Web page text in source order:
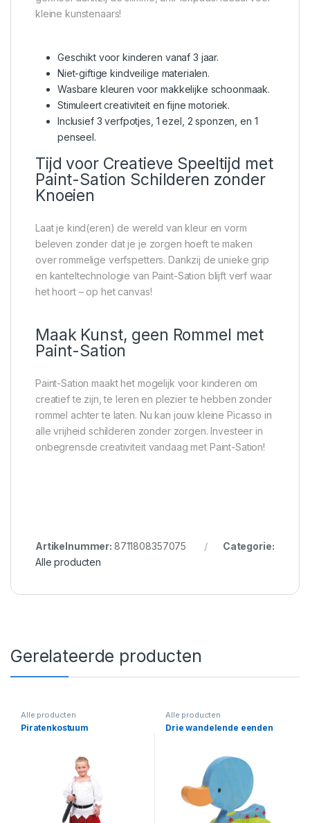
kleine kunstenaars!
Geschikt voor kinderen vanaf 3 jaar.
Niet-giftige kindveilige materialen.
Wasbare kleuren voor makkelijke schoonmaak.
Stimuleert creativiteit en fijne motoriek.
Inclusief 3 verfpotjes, 1 ezel, 2 sponzen, en 1
penseel.
Tijd voor Creatieve Speeltijd met
Paint-Sation Schilderen zonder
Knoeien
Laat je kind(eren) de wereld van kleur en vorm
beleven zonder dat je je zorgen hoeft te maken
over rommelige verfspetters. Dankzij de unieke grip
en kanteltechnologie van Paint-Sation blijft verf waar
het hoort – op het canvas!
Maak Kunst, geen Rommel met
Paint-Sation
Paint-Sation maakt het mogelijk voor kinderen om
creatief te zijn, te leren en plezier te hebben zonder
rommel achter te laten. Nu kan jouw kleine Picasso in
alle vrijheid schilderen zonder zorgen. Investeer in
onbegrensde creativiteit vandaag met Paint-Sation!
Artikelnummer: 8711808357075
Categorie:
Alle producten
Gerelateerde producten
Alle producten
Piratenkostuum
Alle producten
Drie wandelende eenden